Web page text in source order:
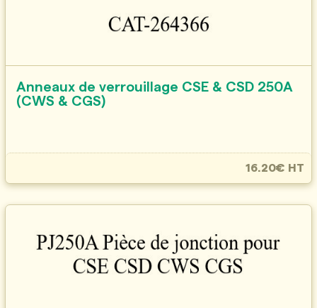
Anneaux de verrouillage CSE & CSD 250A
(CWS & CGS)
16.20€ HT